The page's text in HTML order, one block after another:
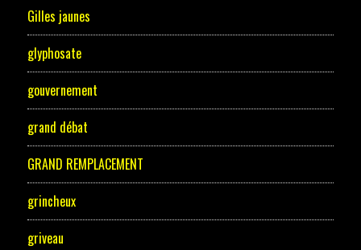
Gilles jaunes
glyphosate
gouvernement
grand débat
GRAND REMPLACEMENT
grincheux
griveau